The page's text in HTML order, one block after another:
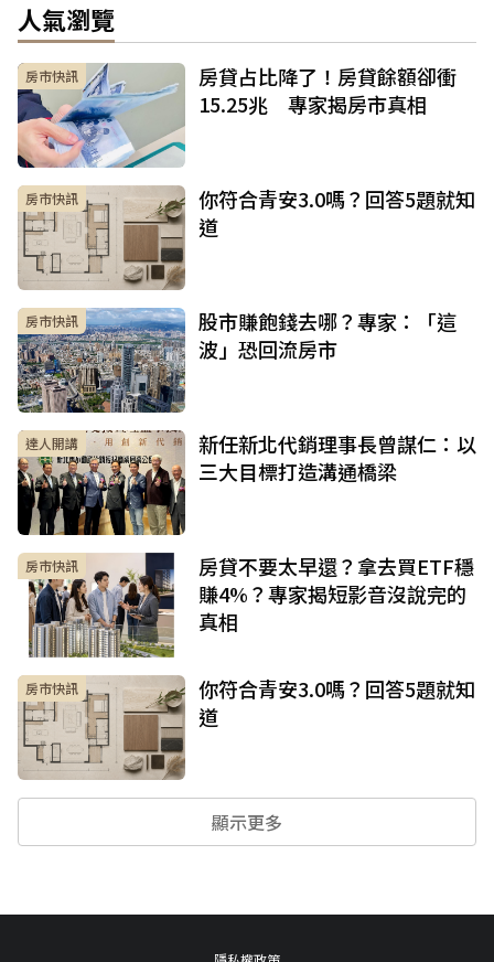
人氣瀏覽
房市快訊
房貸占比降了！房貸餘額卻衝
15.25兆 專家揭房市真相
房市快訊
你符合青安3.0嗎？回答5題就知
道
房市快訊
股市賺飽錢去哪？專家：「這
波」恐回流房市
達人開講
新任新北代銷理事長曾謀仁：以
三大目標打造溝通橋梁
房市快訊
房貸不要太早還？拿去買ETF穩
賺4%？專家揭短影音沒說完的
真相
房市快訊
你符合青安3.0嗎？回答5題就知
道
顯示更多